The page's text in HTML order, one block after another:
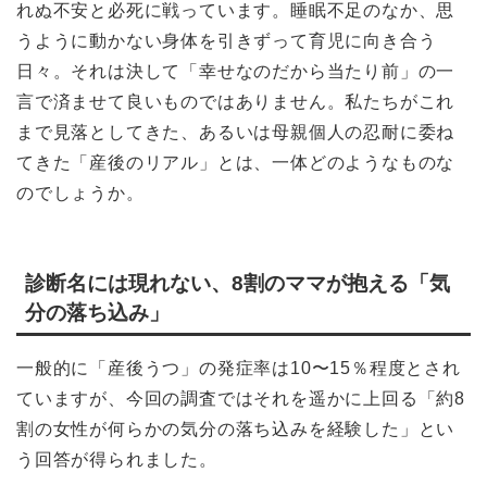
れぬ不安と必死に戦っています。睡眠不足のなか、思
うように動かない身体を引きずって育児に向き合う
日々。それは決して「幸せなのだから当たり前」の一
言で済ませて良いものではありません。私たちがこれ
まで見落としてきた、あるいは母親個人の忍耐に委ね
てきた「産後のリアル」とは、一体どのようなものな
のでしょうか。
診断名には現れない、8割のママが抱える「気
分の落ち込み」
一般的に「産後うつ」の発症率は10〜15％程度とされ
ていますが、今回の調査ではそれを遥かに上回る「約8
割の女性が何らかの気分の落ち込みを経験した」とい
う回答が得られました。